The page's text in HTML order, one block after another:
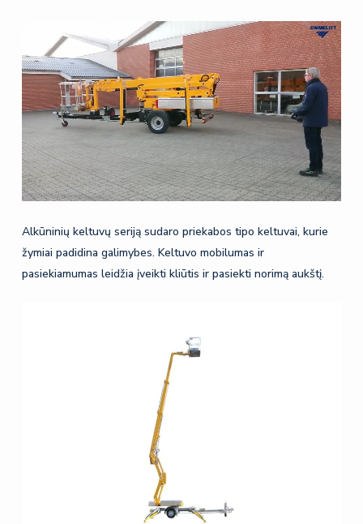
Alkūninių keltuvų seriją sudaro priekabos tipo keltuvai, kurie
žymiai padidina galimybes. Keltuvo mobilumas ir
pasiekiamumas leidžia įveikti kliūtis ir pasiekti norimą aukštį.